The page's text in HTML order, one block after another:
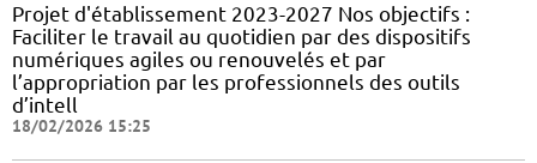
Projet d'établissement 2023-2027 Nos objectifs :
Faciliter le travail au quotidien par des dispositifs
numériques agiles ou renouvelés et par
l’appropriation par les professionnels des outils
d’intell
18/02/2026 15:25